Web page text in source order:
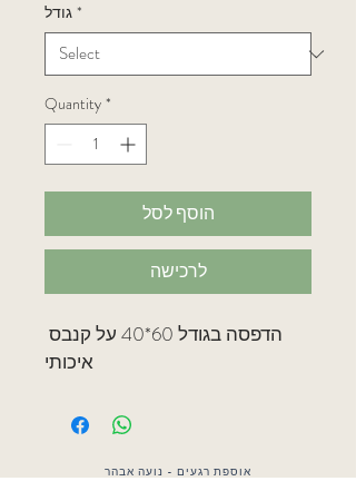
גודל *
Quantity *
הוסף לסל
לרכישה
הדפסה בגודל 60*40 על קנבס
איכותי
אוספת רגעים - נועה אבהר